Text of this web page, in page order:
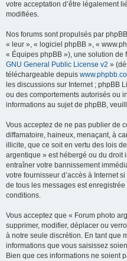
votre acceptation d’être légalement
modifiées.
Nos forums sont propulsés par
« leur », « logiciel phpBB », «
« Équipes phpBB »), une solution de
GNU General Public License v2 »
téléchargeable depuis
les discussions sur Internet ; phpBB
ou des comportements autorisés ou
informations au sujet de phpBB,
Vous acceptez de ne pas publier de
diffamatoire, haineux, menaçant, à
illicite, que ce soit en vertu des lois
argentique » est hébergé ou du droit
entraîner votre bannissement
votre fournisseur d’accès à Internet
de tous les messages est
conditions.
Vous acceptez que « Forum photo
supprimer, modifier, déplacer ou
à notre seule discrétion. En tant que
informations que vous saisissez
Bien que ces informations ne soient